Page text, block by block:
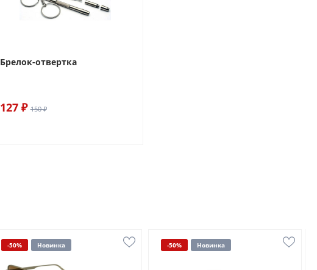
Брелок-отвертка
127 ₽ 150 ₽
-50% Новинка -50% Новинка